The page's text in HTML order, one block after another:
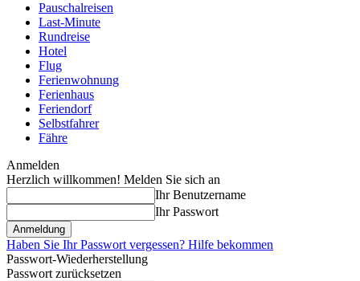
Pauschalreisen
Last-Minute
Rundreise
Hotel
Flug
Ferienwohnung
Ferienhaus
Feriendorf
Selbstfahrer
Fähre
Anmelden
Herzlich willkommen! Melden Sie sich an
Ihr Benutzername
Ihr Passwort
Haben Sie Ihr Passwort vergessen? Hilfe bekommen
Passwort-Wiederherstellung
Passwort zurücksetzen